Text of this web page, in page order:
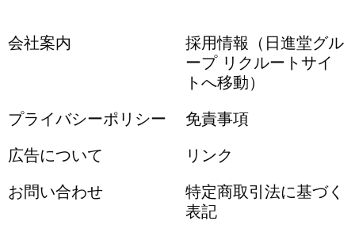
会社案内
採用情報（日進堂グル
ープ リクルートサイ
トへ移動）
プライバシーポリシー 免責事項
広告について リンク
お問い合わせ
特定商取引法に基づく
表記